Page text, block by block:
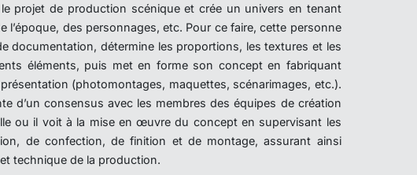
projet de production scénique et crée un univers en tenant
l’époque, des personnages, etc. Pour ce faire, cette personne
documentation, détermine les proportions, les textures et les
éléments, puis met en forme son concept en fabriquant
(photomontages, maquettes, scénarimages, etc.).
d’un consensus avec les membres des équipes de création
ou il voit à la mise en œuvre du concept en supervisant les
de confection, de finition et de montage, assurant ainsi
technique de la production.